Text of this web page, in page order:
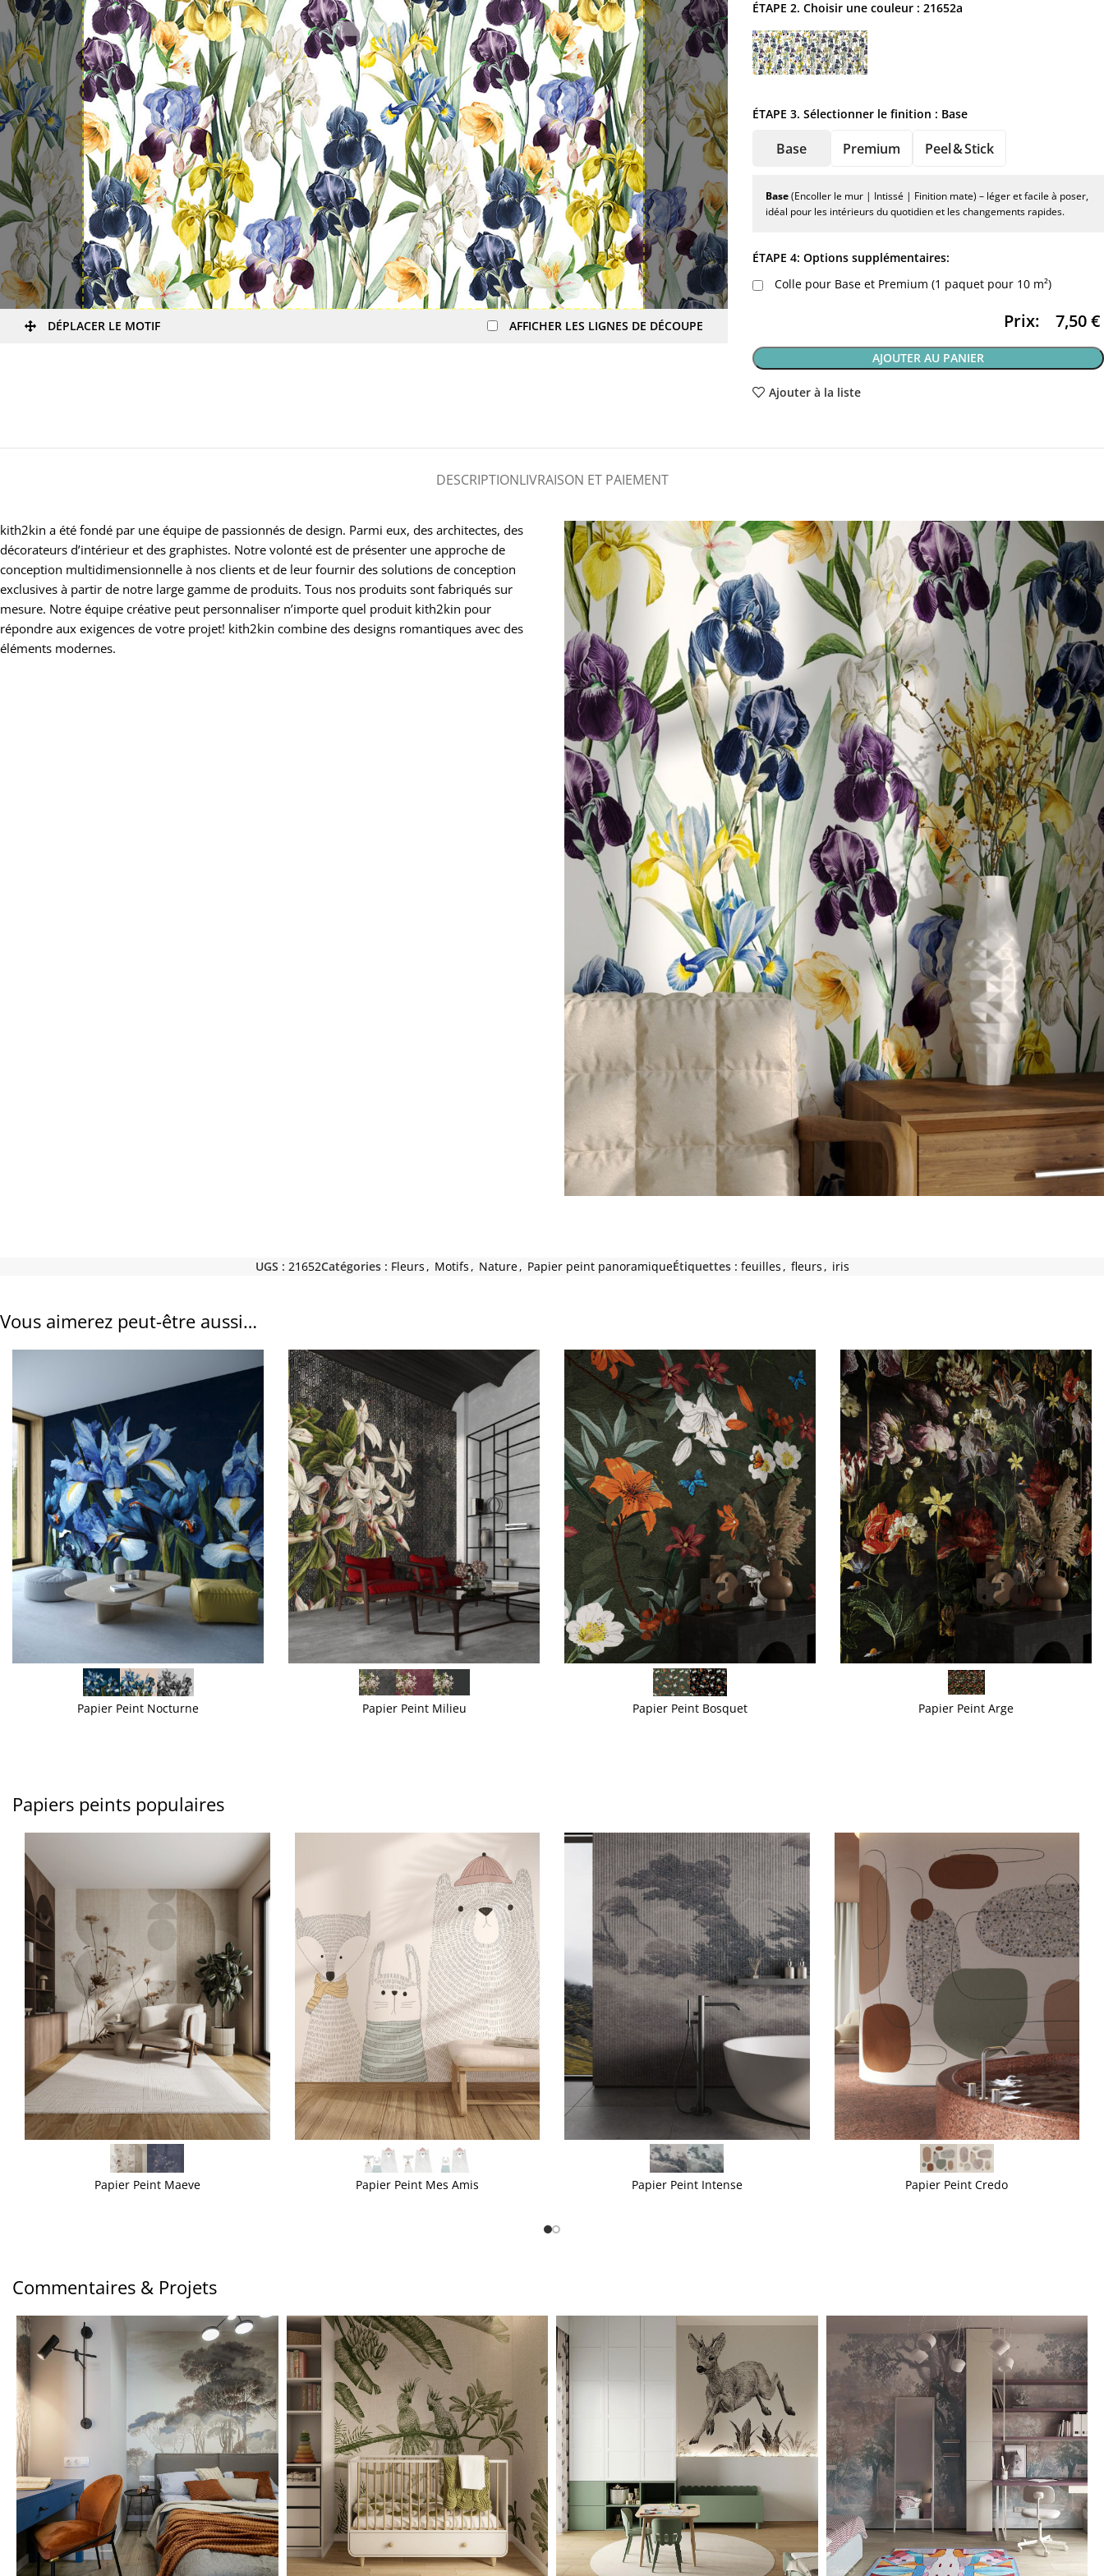
DÉPLACER LE MOTIF AFFICHER LES LIGNES DE DÉCOUPE
ÉTAPE 2. Choisir une couleur : 21652a
ÉTAPE 3. Sélectionner le finition : Base
Base Premium Peel & Stick
Base(Encoller le mur | Intissé | Finition mate) – léger et facile à poser,
idéal pour les intérieurs du quotidien et les changements rapides.
ÉTAPE 4: Options supplémentaires:
Colle pour Base et Premium (1 paquet pour 10 m²)
Prix: 7,50€
AJOUTER AU PANIER
Ajouter à la liste
DESCRIPTIONLIVRAISON ET PAIEMENT
kith2kin a été fondé par une équipe de passionnés de design. Parmi eux, des architectes, des
décorateurs d’intérieur et des graphistes. Notre volonté est de présenter une approche de
conception multidimensionnelle à nos clients et de leur fournir des solutions de conception
exclusives à partir de notre large gamme de produits. Tous nos produits sont fabriqués sur
mesure. Notre équipe créative peut personnaliser n’importe quel produit kith2kin pour
répondre aux exigences de votre projet! kith2kin combine des designs romantiques avec des
éléments modernes.
UGS : 21652Catégories : Fleurs , Motifs , Nature, Papier peint panoramiqueÉtiquettes : feuilles , fleurs , iris
Vous aimerez peut-être aussi…
Papier Peint Nocturne Papier Peint Milieu Papier Peint Bosquet Papier Peint Arge
Papiers peints populaires
Papier Peint Maeve Papier Peint Mes Amis Papier Peint Intense Papier Peint Credo
Commentaires & Projets